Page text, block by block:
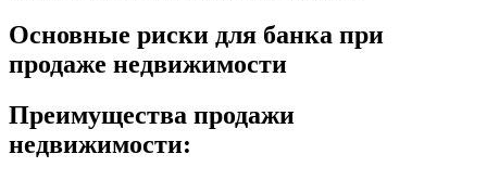
Основные риски для банка при
продаже недвижимости
Преимущества продажи
недвижимости: